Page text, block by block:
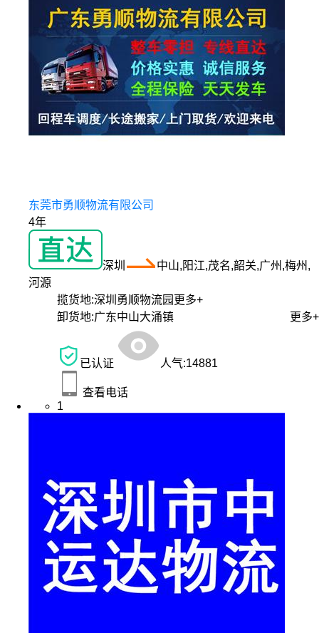
东莞市勇顺物流有限公司
4年
深圳
中山,阳江,茂名,韶关,广州,梅州,
河源
揽货地:深圳勇顺物流园 更多+
卸货地:广东中山大涌镇 更多+
已认证 人气:14881
查看电话
1